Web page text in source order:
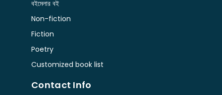
বইমেলার বই
Non-fiction
Fiction
Poetry
Customized book list
Contact Info